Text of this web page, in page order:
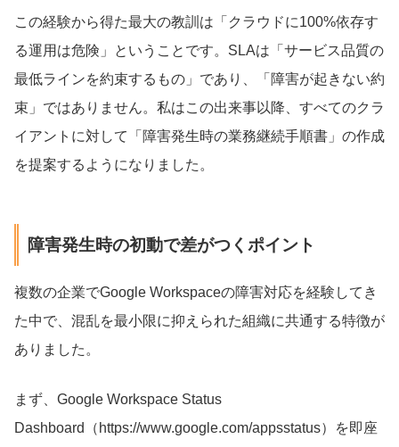
この経験から得た最大の教訓は「クラウドに100%依存す
る運用は危険」ということです。SLAは「サービス品質の
最低ラインを約束するもの」であり、「障害が起きない約
束」ではありません。私はこの出来事以降、すべてのクラ
イアントに対して「障害発生時の業務継続手順書」の作成
を提案するようになりました。
障害発生時の初動で差がつくポイント
複数の企業でGoogle Workspaceの障害対応を経験してき
た中で、混乱を最小限に抑えられた組織に共通する特徴が
ありました。
まず、Google Workspace Status
Dashboard（https://www.google.com/appsstatus）を即座